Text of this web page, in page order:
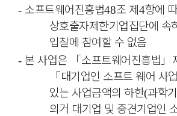
- 소프트웨어진흥법48조 제4항에
상호출자제한기업집단에 속
입찰에 참여할 수 없음
- 본 사업은 「소프트웨어진흥법 」
「대기업인 소프트 웨어 사
있는 사업금액의 하한(과학
의거 대기업 및 중견기업인